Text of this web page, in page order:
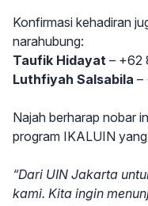
Konfirmasi kehadiran
narahubung:
Taufik Hidayat – +62
Luthfiyah Salsabila –
Najah berharap nobar
program IKALUIN
“Dari UIN Jakarta
kami. Kita ingin